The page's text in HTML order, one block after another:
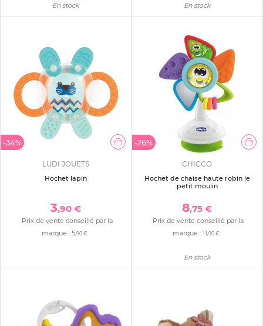
En stock En stock
-34%
LUDI JOUETS
Hochet lapin
3,90 €
Prix de vente conseillé par la
marque :5,90 €
-26%
CHICCO
Hochet de chaise haute robin le
petit moulin
8,75 €
Prix de vente conseillé par la
marque : 11,90 €
En stock